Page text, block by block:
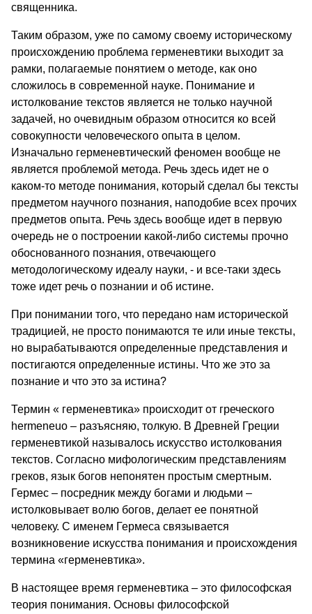
священника.
Таким образом, уже по самому своему историческому
происхождению проблема герменевтики выходит за
рамки, полагаемые понятием о методе, как оно
сложилось в современной науке. Понимание и
истолкование текстов является не только научной
задачей, но очевидным образом относится ко всей
совокупности человеческого опыта в целом.
Изначально герменевтический феномен вообще не
является проблемой метода. Речь здесь идет не о
каком-то методе понимания, который сделал бы тексты
предметом научного познания, наподобие всех прочих
предметов опыта. Речь здесь вообще идет в первую
очередь не о построении какой-либо системы прочно
обоснованного познания, отвечающего
методологическому идеалу науки, - и все-таки здесь
тоже идет речь о познании и об истине.
При понимании того, что передано нам исторической
традицией, не просто понимаются те или иные тексты,
но вырабатываются определенные представления и
постигаются определенные истины. Что же это за
познание и что это за истина?
Термин « герменевтика» происходит от греческого
hermeneuo – разъясняю, толкую. В Древней Греции
герменевтикой называлось искусство истолкования
текстов. Согласно мифологическим представлениям
греков, язык богов непонятен простым смертным.
Гермес – посредник между богами и людьми –
истолковывает волю богов, делает ее понятной
человеку. С именем Гермеса связывается
возникновение искусства понимания и происхождения
термина «герменевтика».
В настоящее время герменевтика – это философская
теория понимания. Основы философской